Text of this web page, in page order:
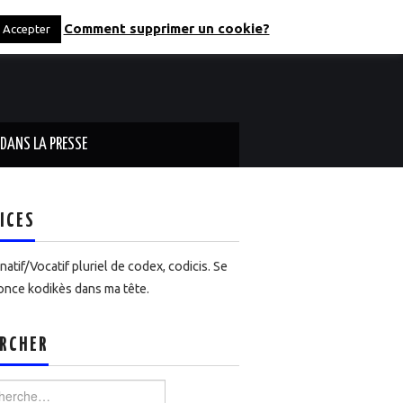
DANS LA PRESSE
Vocatif pluriel de codex, codicis. Se
kodikès dans ma tête.
:
Accepter Comment supprimer un cookie?